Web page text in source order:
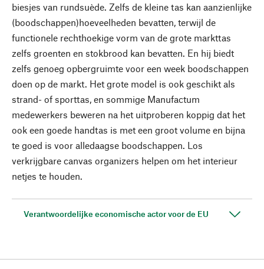
biesjes van rundsuède. Zelfs de kleine tas kan aanzienlijke
(boodschappen)hoeveelheden bevatten, terwijl de
functionele rechthoekige vorm van de grote markttas
zelfs groenten en stokbrood kan bevatten. En hij biedt
zelfs genoeg opbergruimte voor een week boodschappen
doen op de markt. Het grote model is ook geschikt als
strand- of sporttas, en sommige Manufactum
medewerkers beweren na het uitproberen koppig dat het
ook een goede handtas is met een groot volume en bijna
te goed is voor alledaagse boodschappen. Los
verkrijgbare canvas organizers helpen om het interieur
netjes te houden.
Verantwoordelijke economische actor voor de EU